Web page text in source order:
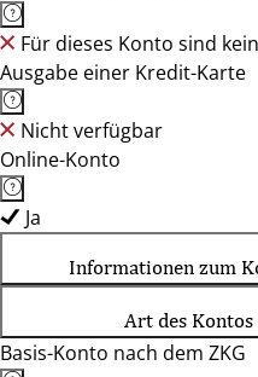
Für dieses Konto sind
Ausgabe einer Kredit-Karte
Nicht verfügbar
Online-Konto
Ja
Informationen zum
Art des
Basis-Konto nach dem ZKG